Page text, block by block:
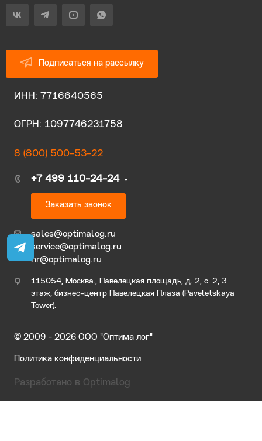
Подписаться на рассылку
ИНН: 7716640565
ОГРН: 1097746231758
8 (800) 500-53-22
+7 499 110-24-24
Заказать звонок
sales@optimalog.ru
service@optimalog.ru
hr@optimalog.ru
115054, Москва., Павелецкая площадь, д. 2, с. 2, 3
этаж, бизнес-центр Павелецкая Плаза (Paveletskaya
Tower).
© 2009 - 2026 ООО "Оптима лог"
Политика конфиденциальности
Разработано в Optimalog